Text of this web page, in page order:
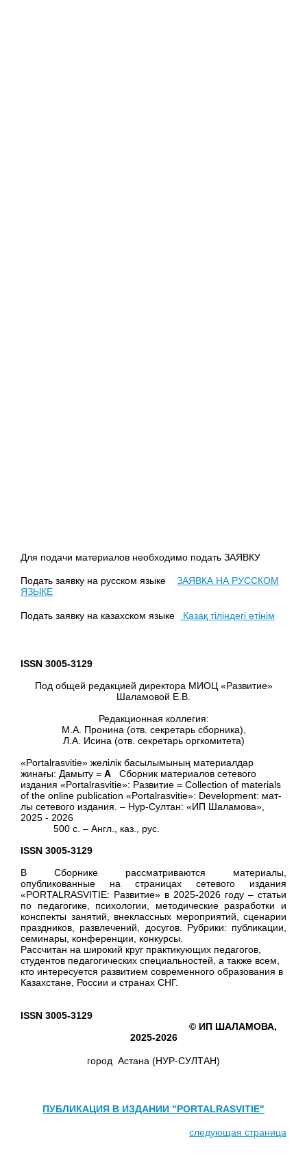
Для подачи материалов необходимо подать ЗАЯВКУ
Подать заявку на русском языке ЗАЯВКА НА РУССКОМ
ЯЗЫКЕ
Подать заявку на казахском языке Қазақ тіліндегі өтінім
ISSN 3005-3129
Под общей редакцией директора МИОЦ «Развитие»
Шаламовой Е.В.
Редакционная коллегия:
М.А. Пронина (отв. секретарь сборника),
Л.А. Исина (отв. секретарь оргкомитета)
«Portalrasvitie» желілік басылымының материалдар
жинағы: Дамыту = А
Сборник материалов сетевого
издания «Portalrasvitie»: Развитие = Collection of materials
of the online publication «Portalrasvitie»: Development: мат-
лы сетевого издания. – Нур-Султан: «ИП Шаламова»,
2025 - 2026
500 с. – Англ., каз., рус.
ISSN 3005-3129
В Сборнике рассматриваются материалы,
опубликованные на страницах сетевого издания
«PORTALRASVITIE: Развитие» в 2025-2026 году – статьи
по педагогике, психологии, методические разработки и
конспекты занятий, внеклассных мероприятий, сценарии
праздников, развлечений, досугов. Рубрики: публикации,
семинары, конференции, конкурсы.
Рассчитан на широкий круг практикующих педагогов,
студентов педагогических специальностей, а также всем,
кто интересуется развитием современного образования в
Казахстане, России и странах СНГ.
ISSN 3005-3129
© ИП ШАЛАМОВА,
2025-2026
город Астана (НУР-СУЛТАН)
ПУБЛИКАЦИЯ В ИЗДАНИИ "PORTALRASVITIE"
следующая страница